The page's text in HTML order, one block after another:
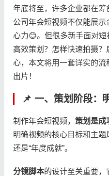
年底将至，许多企业都在
公司年会短视频不仅能展
心力😊。但很多新手面对
高效策划？怎样快速拍摄
心，本文将用一套详实的
出片！
📌 一、策划阶段：
制作年会短视频，​ 策划是成
明确视频的核心目标和主题
还是“年度成就”。
​分镜脚本​的设计至关重要，